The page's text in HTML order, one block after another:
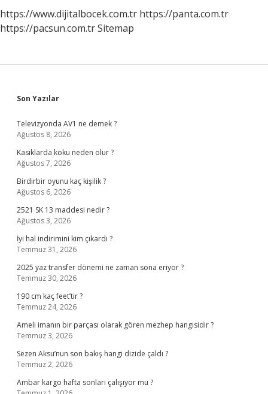
Aittir
https://www.dijitalbocek.com.tr https://panta.com.tr
https://pacsun.com.trSitemap
Sidebar
Son Yazılar
Televizyonda AV1 ne demek ?
Ağustos 8, 2026
Kasıklarda koku neden olur ?
Ağustos 7, 2026
Birdirbir oyunu kaç kişilik ?
Ağustos 6, 2026
2521 SK 13 maddesi nedir ?
Ağustos 3, 2026
İyi hal indirimini kim çıkardı ?
Temmuz 31, 2026
2025 yaz transfer dönemi ne zaman sona eriyor ?
Temmuz 30, 2026
190 cm kaç feet’tir ?
Temmuz 24, 2026
Ameli imanın bir parçası olarak gören mezhep hangisidir ?
Temmuz 3, 2026
Sezen Aksu’nun son bakış hangi dizide çaldı ?
Temmuz 2, 2026
Ambar kargo hafta sonları çalışıyor mu ?